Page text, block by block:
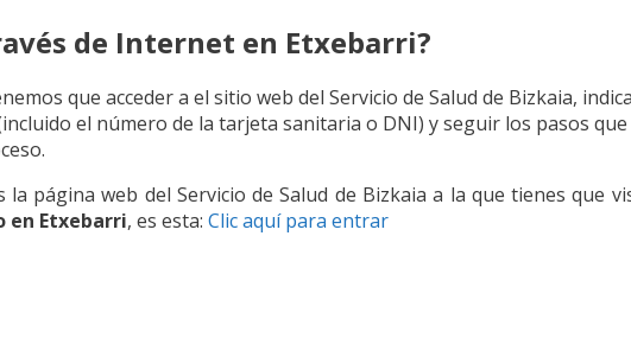
de Internet en Etxebarri?
que acceder a el sitio web del Servicio de Salud de Bizkaia,
el número de la tarjeta sanitaria o DNI) y seguir los pasos que
la página web del Servicio de Salud de Bizkaia a la que tienes que
en Etxebarri, es esta: Clic aquí para entrar